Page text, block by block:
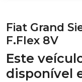
Fiat Grand
F.Flex 8V
Este
disponível